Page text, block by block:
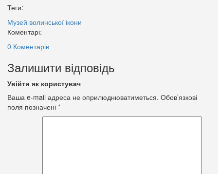
Теги:
Музей волинської ікони
Коментарі:
0 Коментарів
Залишити відповідь
Увійти як користувач
Ваша e-mail адреса не оприлюднюватиметься. Обов’язкові
поля позначені *